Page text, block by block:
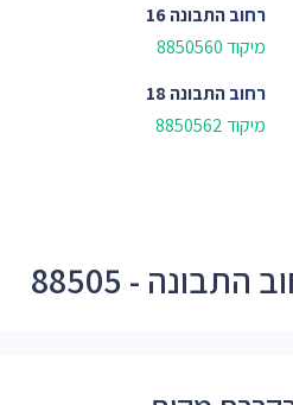
רחובהתבונה 16
מיקוד 8850560
רחובהתבונה 18
מיקוד 8850562
- 88505